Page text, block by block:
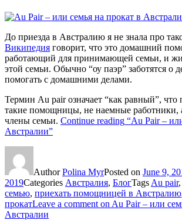
До приезда в Австралию я не знала про
Википедия говорит, что это домашний
работающий для принимающей семьи, и
этой семьи. Обычно “оу паэр” заботятся о
помогать с домашними делами.
Термин Au pair означает “как равный”, что
такие помощницы, не наемные работники,
члены семьи. Continue reading “Au Pair –
Австралии”
AuthorPolina MyrPosted on June 9,
2019Categories Австралия, БлогTags Au pair,
семью, приехать помощницей в Австралию
прокатLeave a comment on Au Pair – или
Австралии